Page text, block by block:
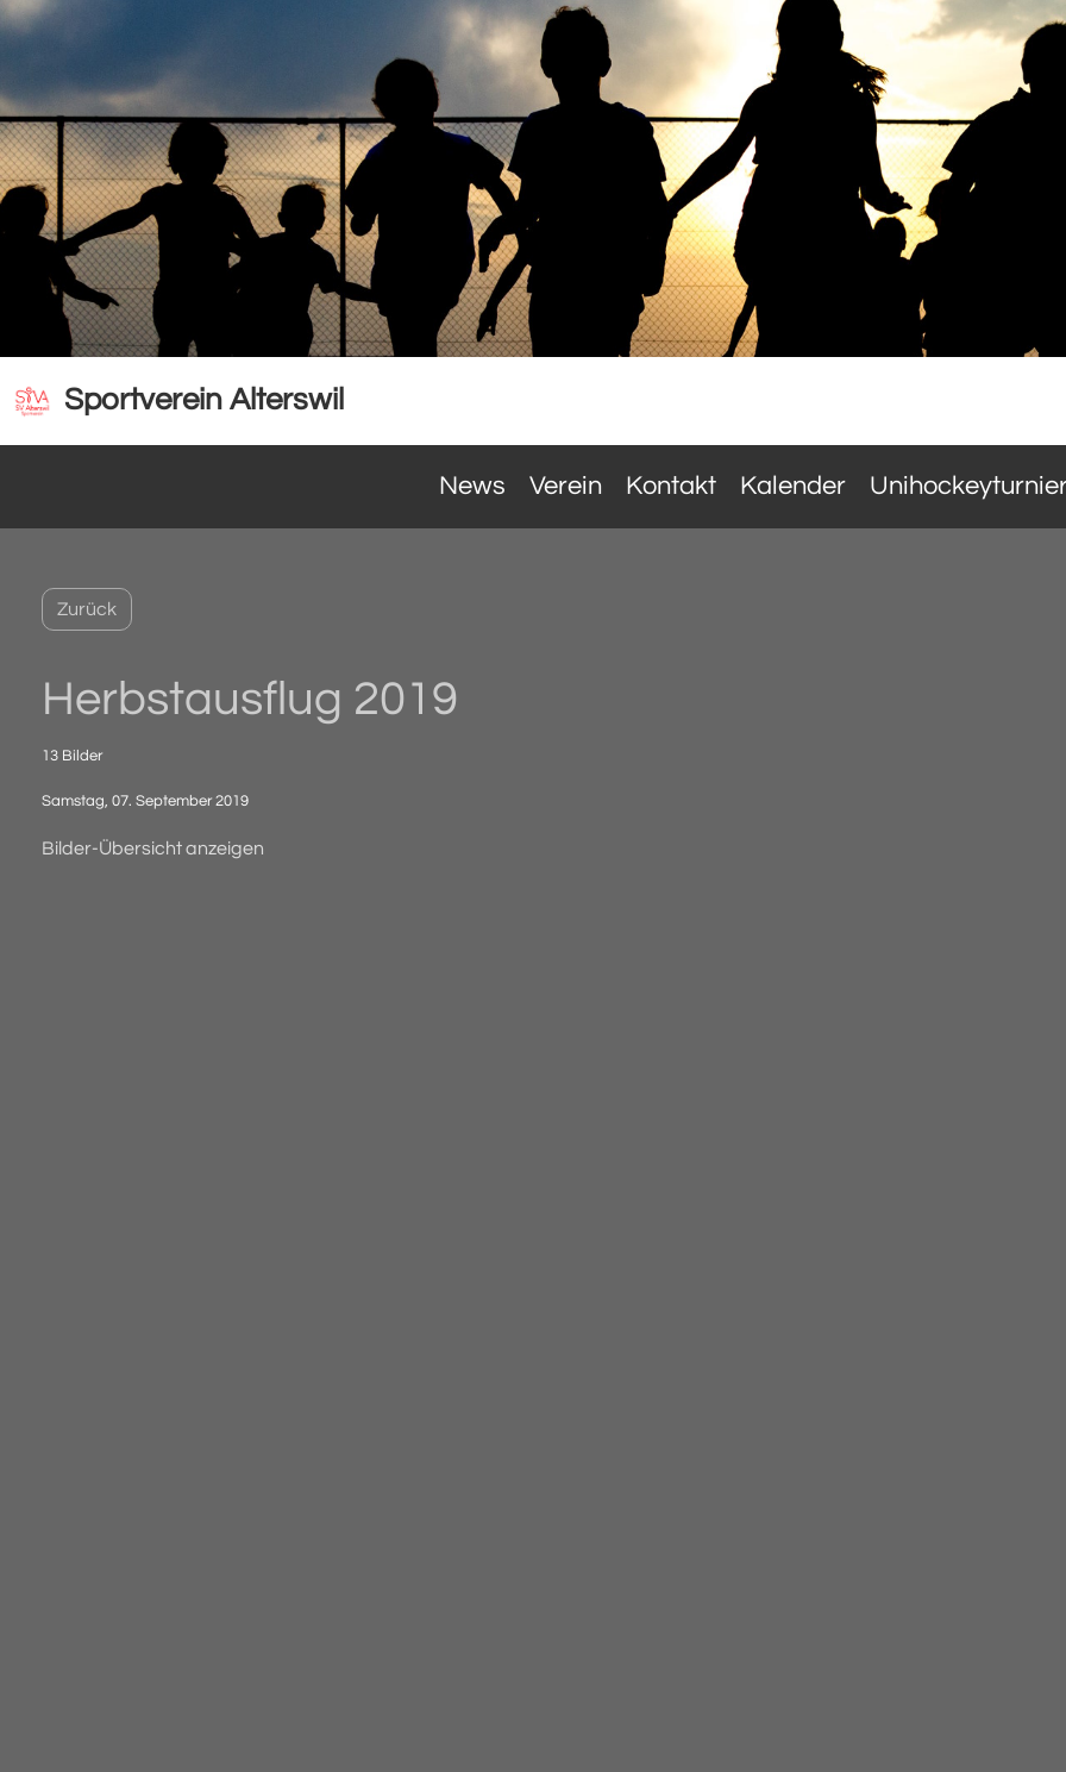
Sportverein Alterswil
News Verein Kontakt Kalender
Zurück
Herbstausflug 2019
13 Bilder
Samstag, 07. September 2019
Bilder-Übersicht anzeigen